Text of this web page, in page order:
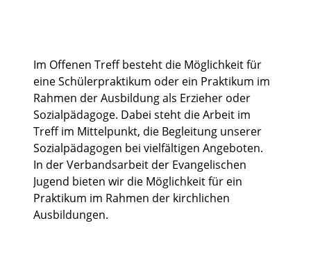
Im Offenen Treff besteht die Möglichkeit für
eine Schülerpraktikum oder ein Praktikum im
Rahmen der Ausbildung als Erzieher oder
Sozialpädagoge. Dabei steht die Arbeit im
Treff im Mittelpunkt, die Begleitung unserer
Sozialpädagogen bei vielfältigen Angeboten.
In der Verbandsarbeit der Evangelischen
Jugend bieten wir die Möglichkeit für ein
Praktikum im Rahmen der kirchlichen
Ausbildungen.